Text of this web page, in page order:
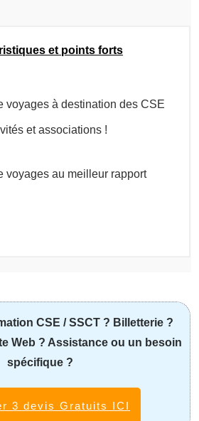
et points forts
voyages à destination des CSE
et associations !
voyages au meilleur rapport
CSE / SSCT ? Billetterie ?
Web ? Assistance ou un besoin
spécifique ?
3 devis Gratuits ICI